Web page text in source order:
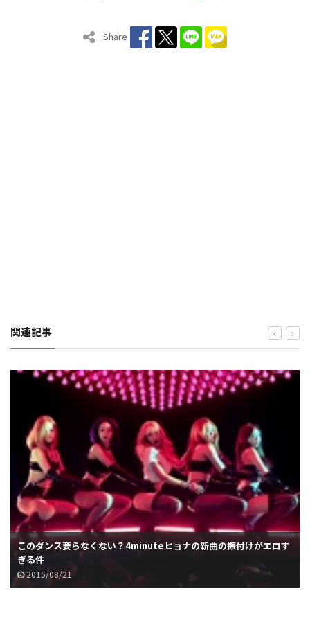
Share
関連記事
このダンス要らなくない？4minuteヒョナの新曲の振付けがエロす
ぎる件
2015/08/21